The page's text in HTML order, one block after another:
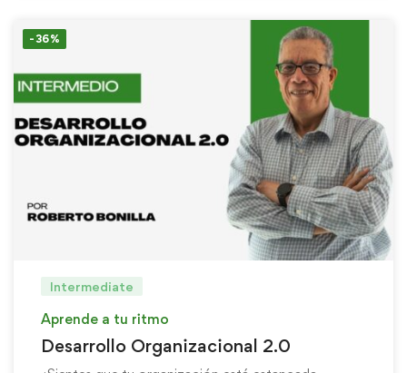
-36%
Intermediate
Aprende a tu ritmo
Desarrollo Organizacional 2.0